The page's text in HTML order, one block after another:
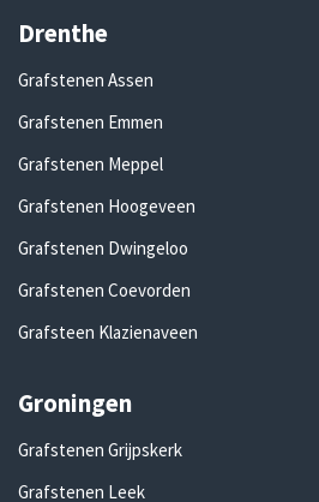
Drenthe
Grafstenen Assen
Grafstenen Emmen
Grafstenen Meppel
Grafstenen Hoogeveen
Grafstenen Dwingeloo
Grafstenen Coevorden
Grafsteen Klazienaveen
Groningen
Grafstenen Grijpskerk
Grafstenen Leek